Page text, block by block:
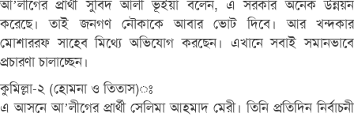
আ’লীগের প্রার্থী সুবিদ আলী ভূইয়া বলেন, এ সরকার অনেক উন্নয়ন
করেছে। তাই জনগণ নৌকাকে আবার ভোট দিবে। আর খন্দকার
মোশাররফ সাহেব মিথ্যে অভিযোগ করছেন। এখানে সবাই সমানভাবে
প্রচারণা চালাচ্ছেন।
কুমিল্লা-২ (হোমনা ও তিতাস)ঃ
এ আসনে আ’লীগের প্রার্থী সেলিমা আহমাদ মেরী। তিনি প্রতিদিন নির্বাচনী